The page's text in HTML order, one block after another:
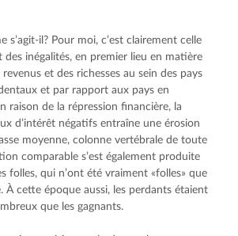
s’agit-il? Pour moi, c’est clairement celle
des inégalités, en premier lieu en matière
et des richesses au sein des pays
et par rapport aux pays en
raison de la répression financière, la
d’intérêt négatifs entraîne une érosion
moyenne, colonne vertébrale de toute
comparable s’est également produite
folles, qui n’ont été vraiment «folles» que
À cette époque aussi, les perdants étaient
que les gagnants.